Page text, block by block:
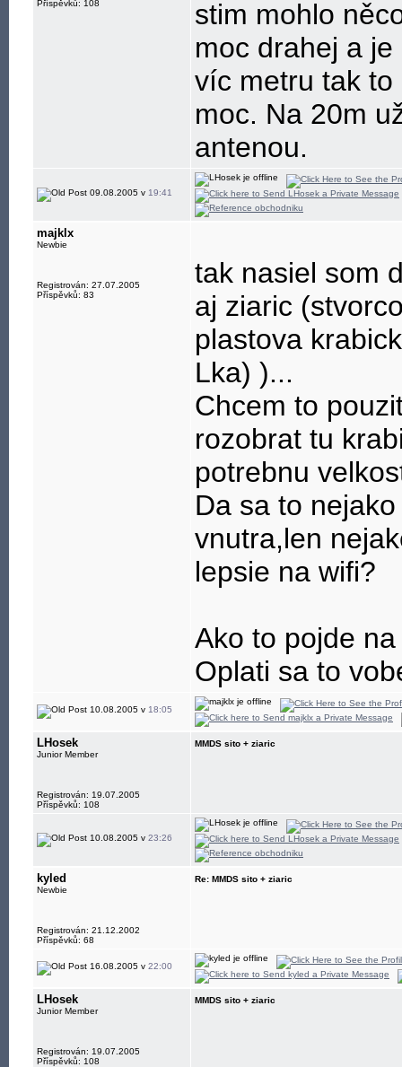
Příspěvků: 108
stim mohlo
moc drahej a
víc metru tak
moc. Na 20m
antenou.
09.08.2005 v 19:41
majklx
Newbie
Registrován: 27.07.2005
Příspěvků: 83
tak nasiel som
aj ziaric
plastova
Lka) )...
Chcem to
rozobrat tu
potrebnu
Da sa to
vnutra,len
lepsie na wifi?
Ako to pojde
Oplati sa to
10.08.2005 v 18:05
LHosek
Junior Member
Registrován: 19.07.2005
Příspěvků: 108
MMDS sito + ziaric
10.08.2005 v 23:26
kyled
Newbie
Registrován: 21.12.2002
Příspěvků: 68
Re: MMDS sito + ziaric
16.08.2005 v 22:00
LHosek
Junior Member
Registrován: 19.07.2005
Příspěvků: 108
MMDS sito + ziaric